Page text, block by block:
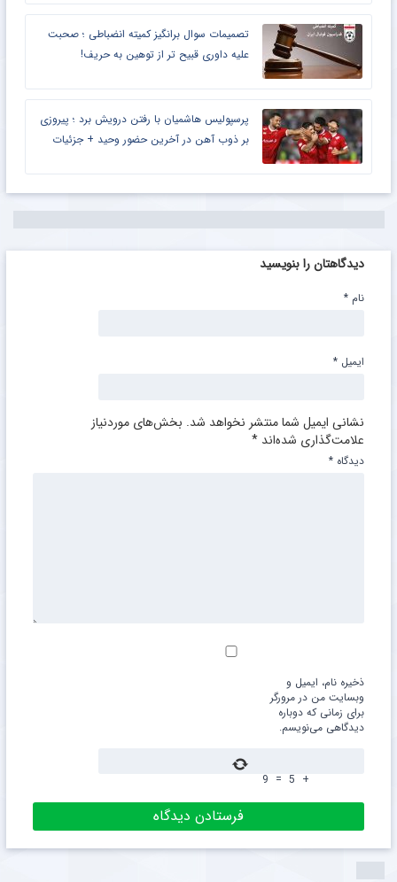
تصمیمات سوال برانگیز کمیته انضباطی ؛ صحبت
علیه داوری قبیح تر از توهین به حریف!
پرسپولیس هاشمیان با رفتن درویش برد ؛ پیروزی
بر ذوب آهن در آخرین حضور وحید + جزئیات
دیدگاهتان را بنویسید
نشانی ایمیل شما منتشر نخواهد شد. بخش‌های موردنیاز
علامت‌گذاری شده‌اند *
دیدگاه *
نام *
ایمیل *
ذخیره نام، ایمیل و
وبسایت من در مرورگر
برای زمانی که دوباره
دیدگاهی می‌نویسم.
+
5
=
9